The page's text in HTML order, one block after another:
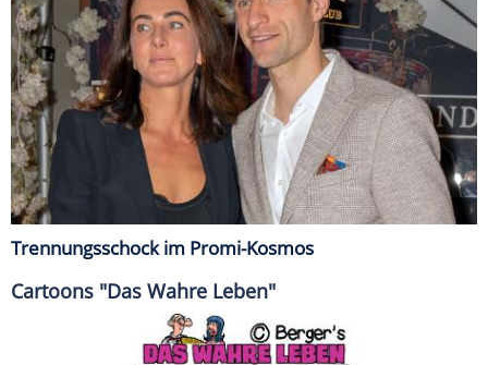
Trennungsschock im Promi-Kosmos
Cartoons "Das Wahre Leben"